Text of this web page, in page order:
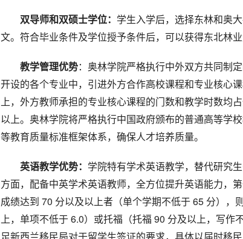
双导师和双硕士学位： 学生入学后，选择东林和奥
文。符合毕业条件及学位授予条件后，可以获得东北林
教学管理优势：奥林学院严格执行中外双方共同制
开设的各个专业中，引进外方合作高校课程和专业核心
上，外方教师承担的专业核心课程的门数和教学时数均
以上。奥林学院将严格执行中国政府颁布的普通高等学
等教育质量标准框架体系，确保人才培养质量。
英语教学优势： 学院特有学术英语教学，替代研究
方面，配备中英学术英语教师，全方位提升英语能力，
成绩达到 70 分以及以上者（单个学期不低于 65 分），
上，单项不低于 6.0）或托福（托福 90 分及以上，写作